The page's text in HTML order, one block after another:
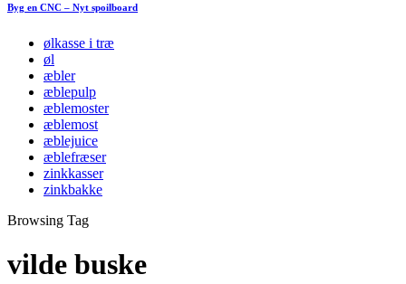
Byg en CNC – Nyt spoilboard
ølkasse i træ
øl
æbler
æblepulp
æblemoster
æblemost
æblejuice
æblefræser
zinkkasser
zinkbakke
Browsing Tag
vilde buske